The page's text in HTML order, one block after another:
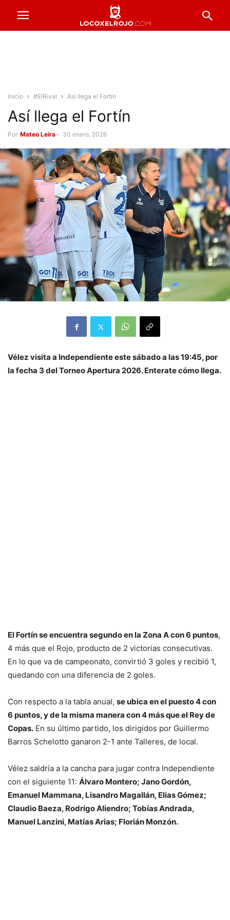
Inicio #ElRival Así llega el Fortín
Así llega el Fortín
Por Mateo Leira - 30 enero, 2026
Vélez visita a Independiente este sábado a las 19:45, por
la fecha 3 del Torneo Apertura 2026. Enterate cómo llega.
El Fortín se encuentra segundo en la Zona A con 6 puntos,
4 más que el Rojo, producto de 2 victorias consecutivas.
En lo que va de campeonato, convirtió 3 goles y recibió 1,
quedando con una diferencia de 2 goles.
Con respecto a la tabla anual, se ubica en el puesto 4 con
6 puntos, y de la misma manera con 4 más que el Rey de
Copas. En su último partido, los dirigidos por Guillermo
Barros Schelotto ganaron 2-1 ante Talleres, de local.
Vélez saldría a la cancha para jugar contra Independiente
con el siguiente 11: Álvaro Montero; Jano Gordón,
Emanuel Mammana, Lisandro Magallán, Elías Gómez;
Claudio Baeza, Rodrigo Aliendro; Tobías Andrada,
Manuel Lanzini, Matías Arias; Florián Monzón.